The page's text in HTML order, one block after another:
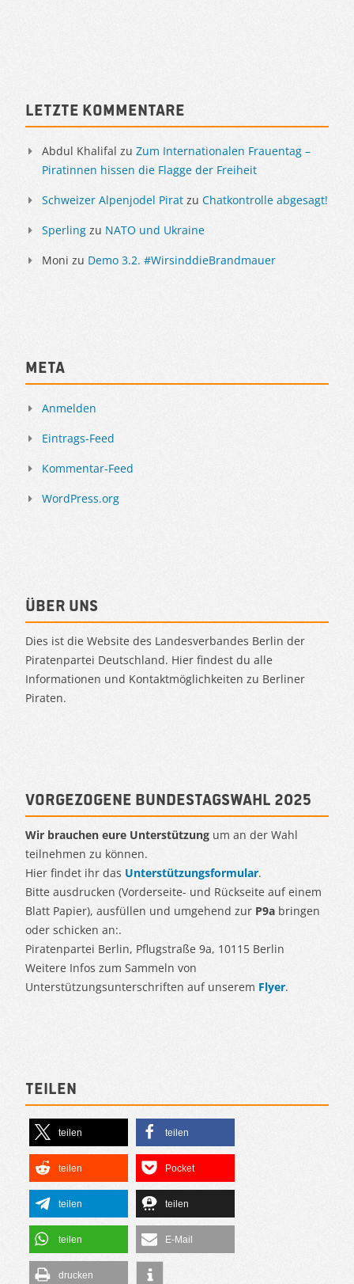
Sidebar
Letzte Kommentare
Abdul Khalifal zu Zum Internationalen Frauentag –
Piratinnen hissen die Flagge der Freiheit
Schweizer Alpenjodel Pirat zu Chatkontrolle abgesagt!
Sperling zu NATO und Ukraine
Moni zu Demo 3.2. #WirsinddieBrandmauer
Meta
Anmelden
Eintrags-Feed
Kommentar-Feed
WordPress.org
Über uns
Dies ist die Website des Landesverbandes Berlin der
Piratenpartei Deutschland. Hier findest du alle
Informationen und Kontaktmöglichkeiten zu Berliner
Piraten.
Vorgezogene Bundestagswahl 2025
Wir brauchen eure Unterstützung um an der Wahl
teilnehmen zu können.
Hier findet ihr das Unterstützungsformular.
Bitte ausdrucken (Vorderseite- und Rückseite auf einem
Blatt Papier), ausfüllen und umgehend zur P9a bringen
oder schicken an:.
Piratenpartei Berlin, Pflugstraße 9a, 10115 Berlin
Weitere Infos zum Sammeln von
Unterstützungsunterschriften auf unserem Flyer.
Teilen
teilen teilen
teilen Pocket
teilen teilen
teilen E-Mail
drucken